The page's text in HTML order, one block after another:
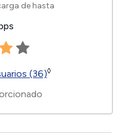
de hasta
(36)◊